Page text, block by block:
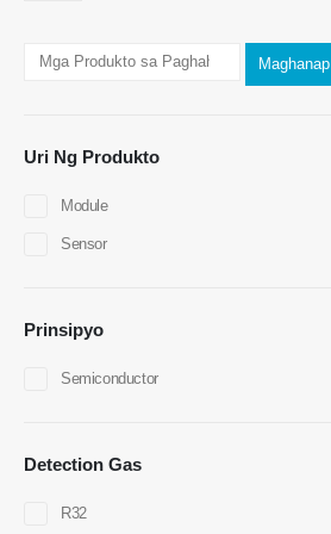
Maghanap
Uri Ng Produkto
Module
Sensor
Prinsipyo
Semiconductor
Detection Gas
R32